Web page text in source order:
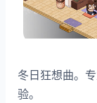
冬日狂想曲。
验。